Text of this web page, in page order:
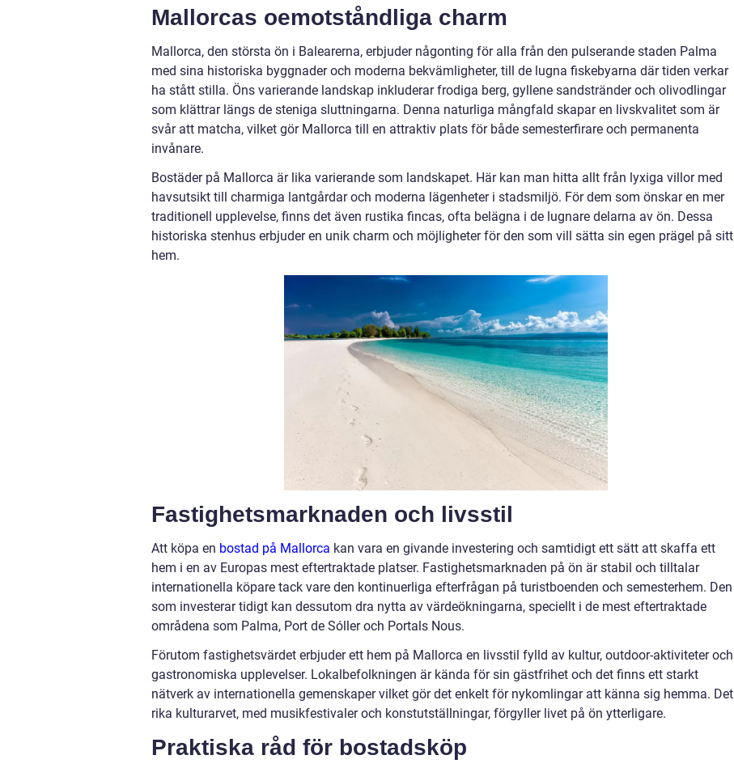
Mallorcas oemotståndliga charm
Mallorca, den största ön i Balearerna, erbjuder någonting för alla från den pulserande staden Palma
med sina historiska byggnader och moderna bekvämligheter, till de lugna fiskebyarna där tiden verkar
ha stått stilla. Öns varierande landskap inkluderar frodiga berg, gyllene sandstränder och olivodlingar
som klättrar längs de steniga sluttningarna. Denna naturliga mångfald skapar en livskvalitet som är
svår att matcha, vilket gör Mallorca till en attraktiv plats för både semesterfirare och permanenta
invånare.
Bostäder på Mallorca är lika varierande som landskapet. Här kan man hitta allt från lyxiga villor med
havsutsikt till charmiga lantgårdar och moderna lägenheter i stadsmiljö. För dem som önskar en mer
traditionell upplevelse, finns det även rustika fincas, ofta belägna i de lugnare delarna av ön. Dessa
historiska stenhus erbjuder en unik charm och möjligheter för den som vill sätta sin egen prägel på sitt
hem.
Fastighetsmarknaden och livsstil
Att köpa en bostad på Mallorca kan vara en givande investering och samtidigt ett sätt att skaffa ett
hem i en av Europas mest eftertraktade platser. Fastighetsmarknaden på ön är stabil och tilltalar
internationella köpare tack vare den kontinuerliga efterfrågan på turistboenden och semesterhem. Den
som investerar tidigt kan dessutom dra nytta av värdeökningarna, speciellt i de mest eftertraktade
områdena som Palma, Port de Sóller och Portals Nous.
Förutom fastighetsvärdet erbjuder ett hem på Mallorca en livsstil fylld av kultur, outdoor-aktiviteter och
gastronomiska upplevelser. Lokalbefolkningen är kända för sin gästfrihet och det finns ett starkt
nätverk av internationella gemenskaper vilket gör det enkelt för nykomlingar att känna sig hemma. Det
rika kulturarvet, med musikfestivaler och konstutställningar, förgyller livet på ön ytterligare.
Praktiska råd för bostadsköp